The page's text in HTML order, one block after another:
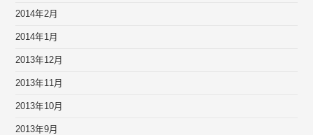
2014年2月
2014年1月
2013年12月
2013年11月
2013年10月
2013年9月